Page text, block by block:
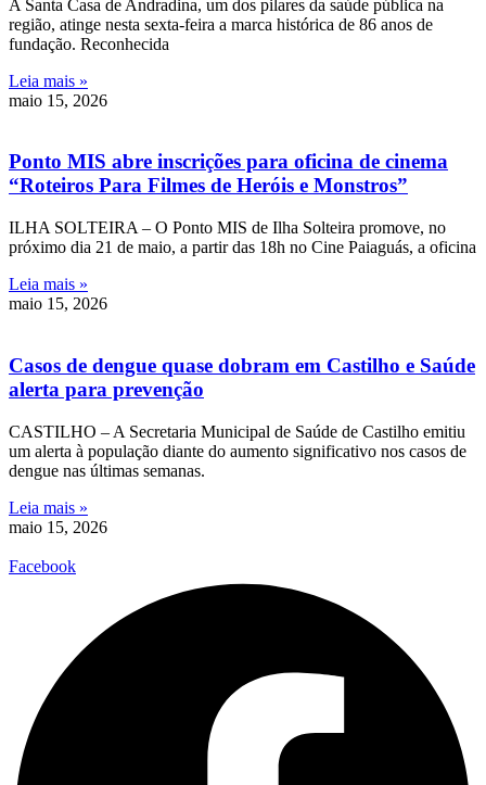
A Santa Casa de Andradina, um dos pilares da saúde pública na
região, atinge nesta sexta-feira a marca histórica de 86 anos de
fundação. Reconhecida
Leia mais »
maio 15, 2026
Ponto MIS abre inscrições para oficina de cinema
“Roteiros Para Filmes de Heróis e Monstros”
ILHA SOLTEIRA – O Ponto MIS de Ilha Solteira promove, no
próximo dia 21 de maio, a partir das 18h no Cine Paiaguás, a oficina
Leia mais »
maio 15, 2026
Casos de dengue quase dobram em Castilho e Saúde
alerta para prevenção
CASTILHO – A Secretaria Municipal de Saúde de Castilho emitiu
um alerta à população diante do aumento significativo nos casos de
dengue nas últimas semanas.
Leia mais »
maio 15, 2026
Facebook